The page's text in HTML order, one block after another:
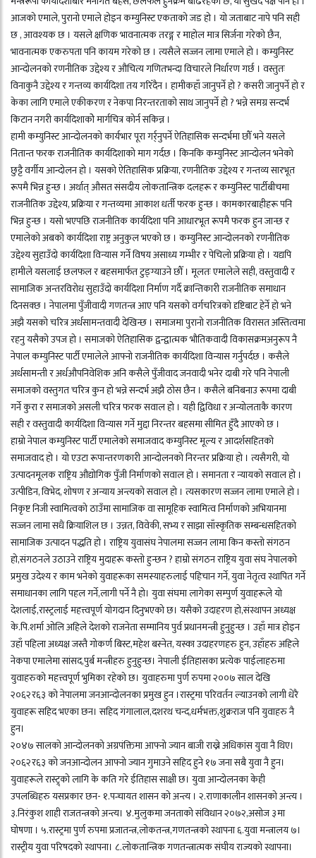
आजको एमाले, पुरानो एमाले होइन कम्युनिस्ट एकताको जड हो । यो जताबाट नापे पनि सही
छ , आवश्यक छ । यसले क्षणिक भावनात्मक तरङ्ग र माहोल मात्र सिर्जना गरेको छैन,
भावनात्मक एकरुपता पनि कायम गरेको छ । त्यसैले सज्जन लामा एमाले हो । कम्युनिस्ट
आन्दोलनको रणनीतिक उद्देश्य र औचित्य गणितभन्दा विचारले निर्धारण गर्छ । वस्तुतः
विनाकुनै उद्देश्य र गन्तव्य कार्यदिशा तय गरिँदैन । हामीकहाँ जानुपर्ने हो ? कसरी जानुपर्ने हो र
केका लागि एमाले एकीकरण र नेकपा निरन्तरताको साथ जानुपर्ने हो ? भन्ने समग्र सन्दर्भ
किटान नगरी कार्यदिशाकोे मार्गचित्र कोर्न सकिन्न ।
हामी कम्युनिस्ट आन्दोलनको कार्यभार पूरा गर्र्नुपर्ने ऐतिहासिक सन्दर्भमा छौँ भने यसले
नितान्त फरक राजनीतिक कार्यदिशाको माग गर्दछ । किनकि कम्युनिस्ट आन्दोलन भनेको
छुट्टै वर्गीय आन्दोलन हो । यसको ऐतिहासिक प्रक्रिया, रणनीतिक उद्देश्य र गन्तव्य सारभूत
रूपमै भिन्न हुन्छ । अर्थात् औसत संसदीय लोकतान्त्रिक दलहरू र कम्युनिस्ट पार्टीबीचमा
राजनीतिक उद्देश्य, प्रक्रिया र गन्तव्यमा आकाश धर्ती फरक हुन्छ । कामकारबाहीहरू पनि
भिन्न हुन्छ । यसो भएपछि राजनीतिक कार्यदिशा पनि आधारभूत रूपमै फरक हुन जान्छ र
एमालेको अबको कार्यदिशा राष्ट्र अनुकुल भएको छ । कम्युनिस्ट आन्दोलनको रणनीतिक
उद्देश्य सुहाउँदो कार्यदिशा विन्यास गर्ने विषय असाध्य गम्भीर र पेचिलो प्रक्रिया हो । यद्यपि
हामीले यसलाई छलफल र बहसमार्फत टुङ्ग्याउने छौँ । मूलतः एमालेले सही, वस्तुवादी र
सामाजिक अन्तरविरोध सुहाउँदो कार्यदिशा निर्माण गर्दै क्रान्तिकारी राजनीतिक समाधान
दिनसक्छ । नेपालमा पुँजीवादी गणतन्त्र आए पनि यसको वर्गचरित्रको दृष्टिबाट हेर्ने हो भने
अझै यसको चरित्र अर्धसामन्तवादी देखिन्छ । समाजमा पुरानो राजनीतिक विरासत अस्तित्वमा
रहनु यसैको उपज हो । समाजको ऐतिहासिक द्वन्द्वात्मक भौतिकवादी विकासक्रमअनुरूप नै
नेपाल कम्युनिस्ट पार्टी एमालेले आफ्नो राजनीतिक कार्यदिशा विन्यास गर्नुपर्दछ । कसैले
अर्धसामन्ती र अर्धऔपनिवेशिक अनि कसैले पुँजीवाद जनवादी भनेर दाबी गरे पनि नेपाली
समाजको वस्तुगत चरित्र कुन हो भन्ने सन्दर्भ अझै ठोस छैन । कसैले बनिबनाउ रूपमा दाबी
गर्ने कुरा र समाजको असली चरित्र फरक सवाल हो । यही द्विविधा र अन्योलताकै कारण
सही र वस्तुवादी कार्यदिशा विन्यास गर्ने मुद्दा निरन्तर बहसमा सीमित हुँदै आएको छ ।
हाम्रो नेपाल कम्युनिस्ट पार्टी एमालेको समाजवाद कम्युनिस्ट मूल्य र आदर्शसहितको
समाजवाद हो । यो एउटा रूपान्तरणकारी आन्दोलनको निरन्तर प्रक्रिया हो । त्यसैगरी, यो
उत्पादनमूलक राष्ट्रिय औद्योगिक पुँजी निर्माणको सवाल हो । समानता र न्यायको सवाल हो ।
उत्पीडिन, विभेद, शोषण र अन्याय अन्त्यको सवाल हो । त्यसकारण सज्जन लामा एमाले हो ।
निकृष्ट निजी स्वामित्वको ठाउँमा सामाजिक वा सामूहिक स्वामित्व निर्माणको अभियानमा
सज्जन लामा सधैं क्रियाशिल छ । उन्नत, विवेकी, सभ्य र साझा साँस्कृतिक सम्बन्धसहितको
सामाजिक उत्पादन पद्धति हो । राष्ट्रिय युवासंघ नेपालमा सज्जन लामा किन कस्ताे संगठन
हाे,संगठनले उठाउने राष्ट्रिय मुदाहरू कस्ताे हुन्छन ? हाम्रो संगठन राष्ट्रिय युवा संघ नेपालको
प्रमुख उदेश्य र काम भनेको युवाहरूका समस्याहरुलाई पहिचान गर्ने, युवा नेतृत्व स्थापित गर्ने
समाधानका लागि पहल गर्ने,लागी पर्ने नै हो। युवा संघमा लागेका सम्पुर्ण युवाहरूले यो
देशलाई,रास्ट्रलाई महत्त्वपूर्ण योगदान दिनुभएको छ। यसैको उदाहरण हो,संस्थापन अध्यक्ष
के.पि.शर्मा ओलि अहिले देशको राजनेता सम्मानिय पुर्व प्रधानमन्त्री हुनुहुन्छ । उहाँ मात्र होइन
उहाँ पहिला अध्यक्ष जस्तै गोकर्ण बिस्ट,महेश बस्नेत, यस्का उदाहरणहरु हुन, उहाँहरु अहिले
नेकपा एमालेमा सांसद,पुर्ब मन्त्रीहरु हुनुहुन्छ। नेपाली ईतिहासका प्रत्येक पाईलाहरुमा
युवाहरुको महत्त्वपूर्ण भुमिका रहेको छ। युवाहरुमा पुर्ण रुपमा २००७ साल देखि
२०६२र६३ को नेपालमा जनआन्दोलनका प्रमुख हुन ।रास्ट्रमा परिवर्तन ल्याउनको लागी धेरै
युवाहरू सहिद भएका छन। सहिद गंगालाल,दशरथ चन्द,धर्मभक्त,शुक्रराज पनि युवाहरु नै
हुन।
२०४७ सालको आन्दोलनको अग्रपंक्तिमा आफ्नो ज्यान बाजी राख्ने अधिकांस युवा नै थिए।
२०६२र६३ को जनआन्दोलन आफ्नो ज्यान गुमाउने सहिद हुने १७ जना सबै युवा नै हुन।
युवाहरूले रास्ट्र्को लागि के कति गरे ईतिहास साक्षी छ। युवा आन्दोलनका केही
उपलब्धिहरु यसप्रकार छन- १.पन्चायत शासन को अन्त्य । २.राणाकालीन शासनको अन्त्य ।
३.निरंकुश शाही राजतन्त्रको अन्त्य। ४.मुलुकमा जनताको संविधान २०७२,असोज ३मा
घोषणा । ५.रास्ट्रमा पुर्ण रुपमा प्रजातन्त्र,लोकतन्त्र,गणतन्त्रको स्थापना ६.युवा मन्त्रालय ७।
रास्ट्रीय युवा परिषदको स्थापना। ८.लोकतान्त्रिक गणतन्त्रात्मक संघीय राज्यको स्थापना।